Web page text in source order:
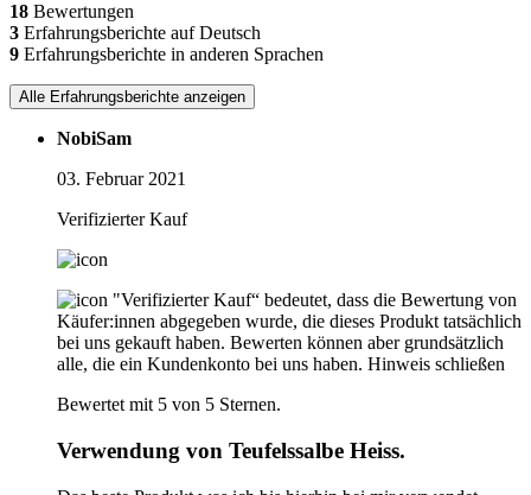
18 Bewertungen
3 Erfahrungsberichte auf Deutsch
9 Erfahrungsberichte in anderen Sprachen
Alle Erfahrungsberichte anzeigen
NobiSam
03. Februar 2021
Verifizierter Kauf
"Verifizierter Kauf“ bedeutet, dass die Bewertung von
Käufer:innen abgegeben wurde, die dieses Produkt tatsächlich
bei uns gekauft haben. Bewerten können aber grundsätzlich
alle, die ein Kundenkonto bei uns haben. Hinweis schließen
Bewertet mit 5 von 5 Sternen.
Verwendung von Teufelssalbe Heiss.